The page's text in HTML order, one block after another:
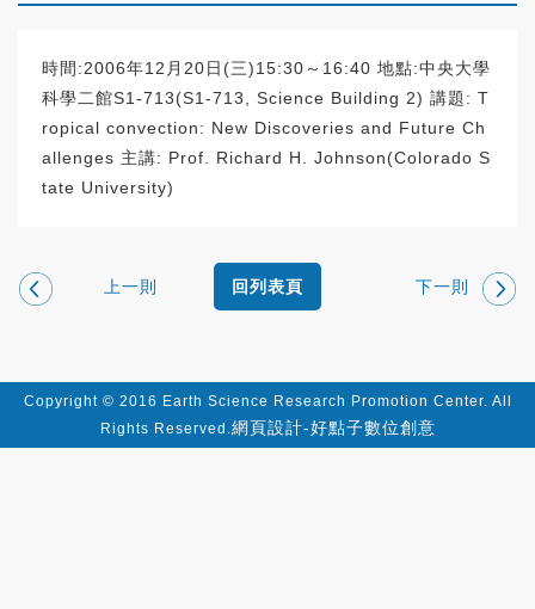
時間:2006年12月20日(三)15:30～16:40 地點:中央大學
科學二館S1-713(S1-713, Science Building 2) 講題: T
ropical convection: New Discoveries and Future Ch
allenges 主講: Prof. Richard H. Johnson(Colorado S
tate University)
上一則 下一則
回列表頁
Copyright © 2016 Earth Science Research Promotion Center. All
Rights Reserved.網頁設計-好點子數位創意